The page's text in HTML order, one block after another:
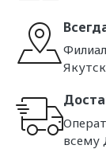
всему